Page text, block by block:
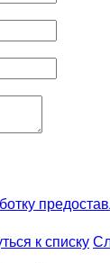
к списку